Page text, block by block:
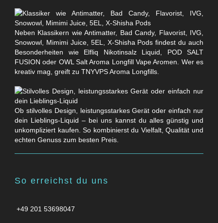
Neben Klassikern wie Antimatter, Bad Candy, Flavorist, IVG,
Snowowl, Mimimi Juice, 5EL, X-Shisha Pods findest du auch
Besonderheiten wie Elfliq Nikotinsalz Liquid, POD SALT
FUSION oder OWL Salt Aroma Longfill Vape Aromen. Wer es
kreativ mag, greift zu TNYVPS Aroma Longfills.
Ob stilvolles Design, leistungsstarkes Gerät oder einfach nur
dein Lieblings-Liquid – bei uns kannst du alles günstig und
unkompliziert kaufen. So kombinierst du Vielfalt, Qualität und
echten Genuss zum besten Preis.
So erreichst du uns
+49 201 53698047